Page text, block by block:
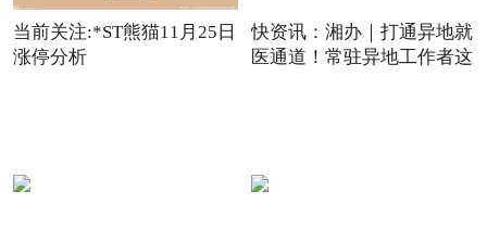
当前关注:*ST熊猫11月25日
涨停分析
快资讯：湘办｜打通异地就
医通道！常驻异地工作者这